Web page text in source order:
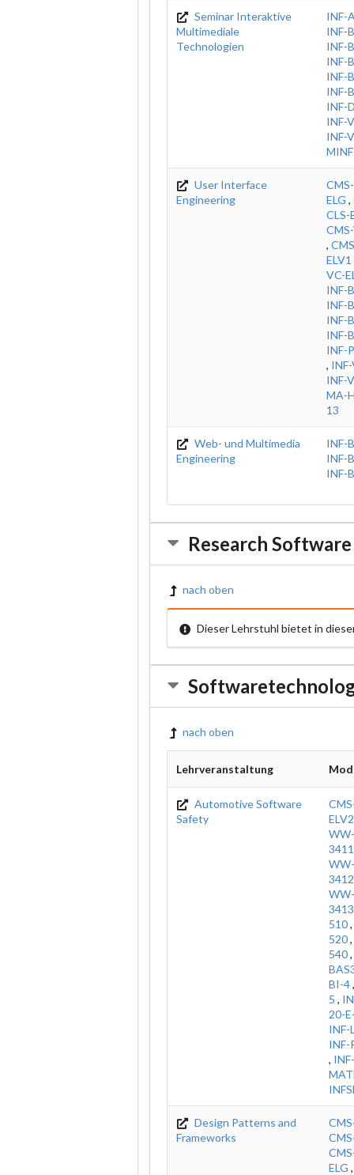
Seminar Interaktive
Multimediale
Technologien
INF-
INF-
INF-
INF-
INF-
INF-
INF-
INF-
INF-
User Interface
Engineering
ELG ,
CLS-
,
ELV1
VC-
INF-
INF-
INF-
INF-
INF-
,
INF-
MA-
13
Web- und Multimedia
Engineering
INF-
INF-
INF-
Research
nach oben
Dieser Lehrstuhl bietet in
nach oben
Lehrveranstaltung
Automotive Software
Safety
ELV2
3411
3412
3413
510,
520,
540,
BI-4
5 ,
20-
INF-
INF-
,
Design Patterns and
Frameworks
ELG